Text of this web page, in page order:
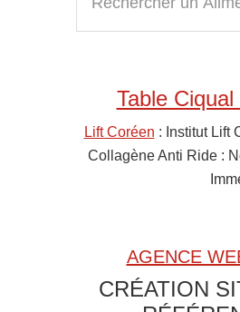
Sidebar
c
Table
Lift Coréen : Institut Lift
Collagène Anti Ride :
AGENCE
CRÉATION